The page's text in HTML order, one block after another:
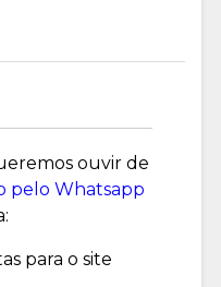
ouvir de
pelo Whatsapp
para o site